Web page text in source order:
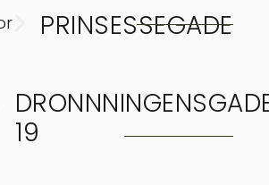
PRINSESSEGADE
19